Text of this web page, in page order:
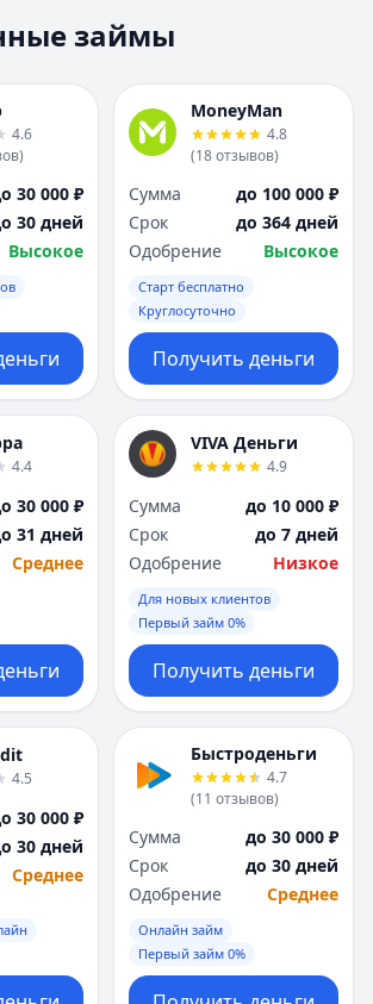
Набережные Челны
Нижний Новгород
Новокузнецк
Новосибирск
Оренбург
П
Пенза
Пермь
Р
Ростов-на-Дону
Рязань
С
Самара
Санкт-Петербург
Саратов
Севастополь
Сочи
Сургут
Т
Тверь
Тольятти
Томск
Тула
Тюмень
Ульяновск
Х
Хабаровск
Ч
Чебоксары
Набережные
Нижний Новгород
Новокузнецк
Новосибирск
Омск
Оренбург
П
Пенза
Пермь
Р
Ростов-на-Дону
Рязань
С
Самара
Санкт-Петербург
Саратов
Севастополь
Сочи
Сургут
Т
Тверь
Тольятти
Томск
Тула
Тюмень
Ульяновск
Х
Хабаровск
Ч
Чебоксары
займы
4.6
)
30 000 ₽
30 дней
Высокое
MoneyMan
4.8
(18отзывов)
Сумма
до 100 000 ₽
Срок
до 364 дней
Одобрение
Высокое
Старт бесплатно
Круглосуточно
Получить деньги
4.4
30 000 ₽
31 дней
Среднее
VIVA Деньги
4.9
Сумма
до 10 000 ₽
Срок
до 7 дней
Одобрение
Низкое
Для новых клиентов
Первый займ 0%
Получить деньги
4.5
30 000 ₽
30 дней
Среднее
Быстроденьги
4.7
(11 отзывов)
Сумма
до 30 000 ₽
Срок
до 30 дней
Одобрение
Среднее
Онлайн займ
Первый займ 0%